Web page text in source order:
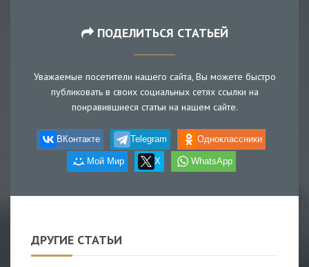
ПОДЕЛИТЬСЯ СТАТЬЕЙ
Уважаемые посетители нашего сайта, Вы можете быстро
публиковать в своих социальных сетях ссылки на
понравившиеся статьи на нашем сайте.
ВКонтакте Telegram Одноклассники
Мой Мир X WhatsApp
ДРУГИЕ СТАТЬИ